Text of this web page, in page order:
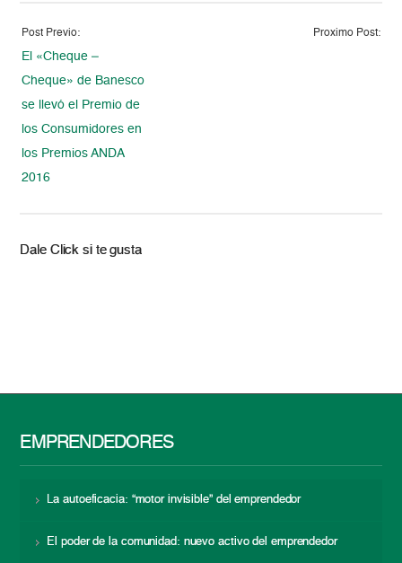
Post Previo:
El «Cheque –
Cheque» de Banesco
se llevó el Premio de
los Consumidores en
los Premios ANDA
2016
Proximo Post:
Dale Click si te gusta
EMPRENDEDORES
La autoeficacia: “motor invisible” del emprendedor
El poder de la comunidad: nuevo activo del emprendedor